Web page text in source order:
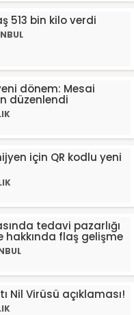
513 bin kilo verdi
dönem: Mesai
düzenlendi
için QR kodlu yeni
tedavi pazarlığı
flaş gelişme
Nil Virüsü açıklaması!